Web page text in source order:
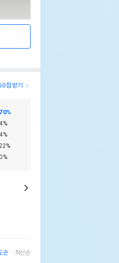
점 받기
70%
4%
4%
22%
0%
순 최신순